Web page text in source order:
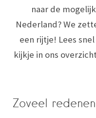
naar de
Nederland? We
een rijtje! Lees
kijkje in ons
Zoveel